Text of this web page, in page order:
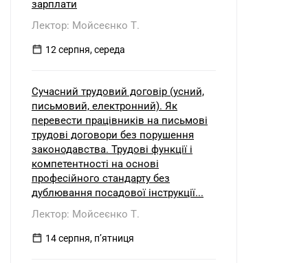
зарплати
Лектор: Мойсеєнко Т.
12 серпня, середа
Сучасний трудовий договір (усний,
письмовий, електронний). Як
перевести працівників на письмові
трудові договори без порушення
законодавства. Трудові функції і
компетентності на основі
професійного стандарту без
дублювання посадової інструкції...
Лектор: Мойсеєнко Т.
14 серпня, пʼятниця